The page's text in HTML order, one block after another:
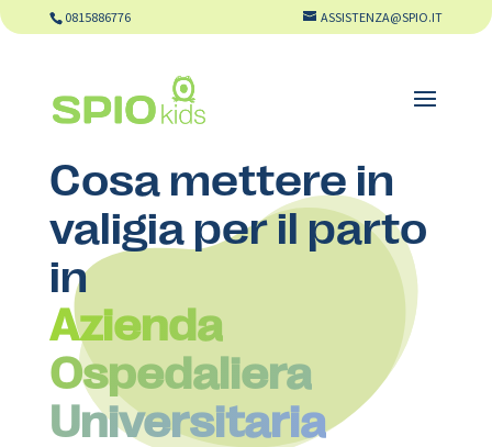
0815886776 ASSISTENZA@SPIO.IT
Cosa mettere in
valigia per il parto
in
Azienda
Ospedaliera
Universitaria